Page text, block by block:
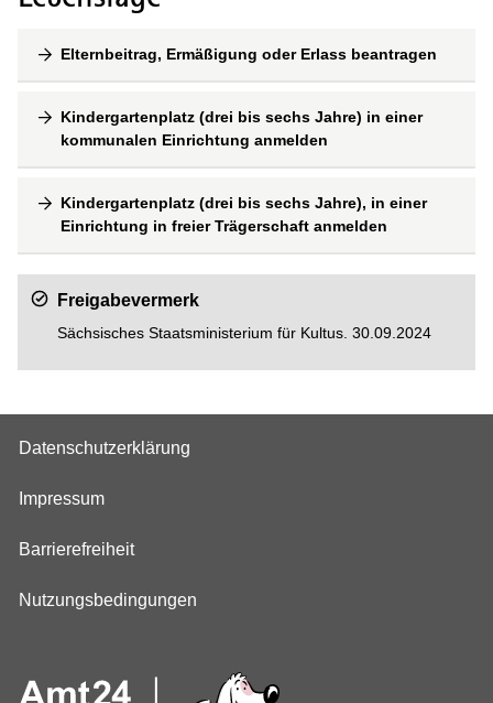
Elternbeitrag, Ermäßigung oder Erlass beantragen
Kindergartenplatz (drei bis sechs Jahre) in einer
kommunalen Einrichtung anmelden
Kindergartenplatz (drei bis sechs Jahre), in einer
Einrichtung in freier Trägerschaft anmelden
Freigabevermerk
Sächsisches Staatsministerium für Kultus. 30.09.2024
Datenschutzerklärung
Impressum
Barrierefreiheit
Nutzungsbedingungen